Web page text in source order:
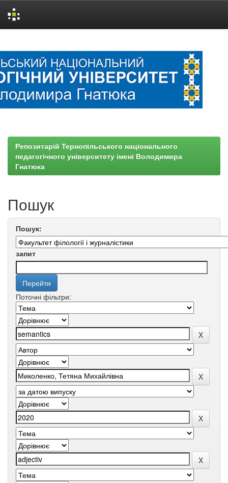
Репозитарій Тернопільського національного
педагогічного університету імені Володимира
Гнатюка
Пошук
Пошук:
запит
Поточні фільтри: